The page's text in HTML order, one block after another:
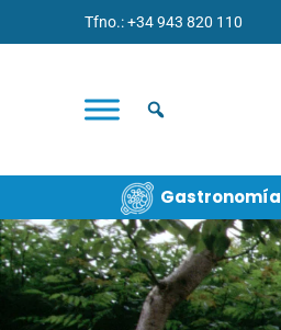
Tfno.: +34 943 820 110
Gastronomía